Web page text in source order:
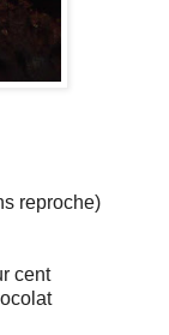
reproche)
cent